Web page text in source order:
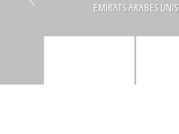
ÉMIRATS ARABES UNIS